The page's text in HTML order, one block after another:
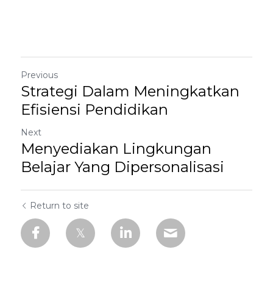
Previous
Strategi Dalam Meningkatkan
Efisiensi Pendidikan
Next
Menyediakan Lingkungan
Belajar Yang Dipersonalisasi
Return to site